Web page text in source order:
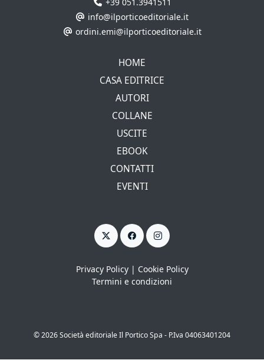
info@ilporticoeditoriale.it
ordini.emi@ilporticoeditoriale.it
HOME
CASA EDITRICE
AUTORI
COLLANE
USCITE
EBOOK
CONTATTI
EVENTI
Privacy Policy| Cookie Policy
Termini e condizioni
© 2026 Società editoriale Il Portico Spa - P.Iva 04063401204